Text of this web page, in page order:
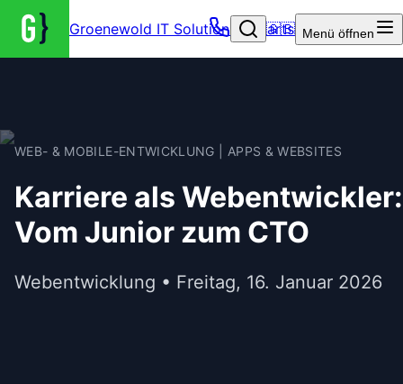
Groenewold IT Solutions – Startseite
🇬🇧 Menü öffnen
WEB- & MOBILE-ENTWICKLUNG | APPS & WEBSITES
Karriere als Webentwickler:
Vom Junior zum CTO
Webentwicklung • Freitag, 16. Januar 2026